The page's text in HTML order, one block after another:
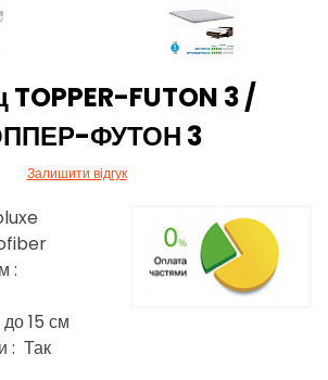
TOPPER-FUTON 3 /
ФУТОН 3
Залишити відгук
:
15 см
: Так